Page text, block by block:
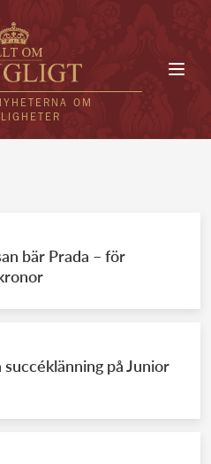
OM
kungahuset
kungahuset
bär Prada – för
på Junior